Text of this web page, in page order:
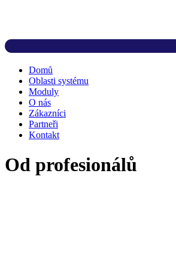
Domů
Oblasti systému
Moduly
O nás
Zákazníci
Partneři
Kontakt
Od profesionálů